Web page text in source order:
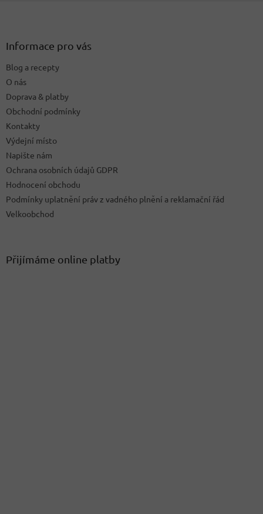
Informace pro vás
Blog a recepty
O nás
Doprava & platby
Obchodní podmínky
Kontakty
Výdejní místo
Napište nám
Ochrana osobních údajů GDPR
Hodnocení obchodu
Podmínky uplatnění práv z vadného plnění a reklamační řád
Velkoobchod
Přijímáme online platby